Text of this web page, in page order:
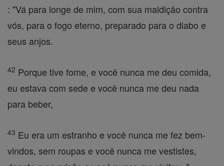
: "Vá para longe de mim, com sua maldição contra
vós, para o fogo eterno, preparado para o diabo e
seus anjos.
42 Porque tive fome, e você nunca me deu comida,
eu estava com sede e você nunca me deu nada
para beber,
43 Eu era um estranho e você nunca me fez bem-
vindos, sem roupas e você nunca me vestistes,